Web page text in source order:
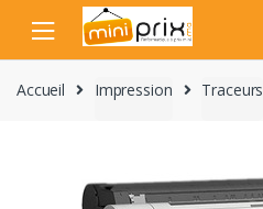
navigation
content
Accueil Impression Traceurs